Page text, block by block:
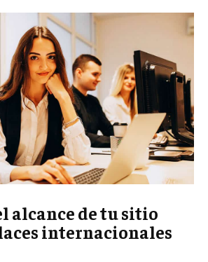
alcance de tu sitio
internacionales